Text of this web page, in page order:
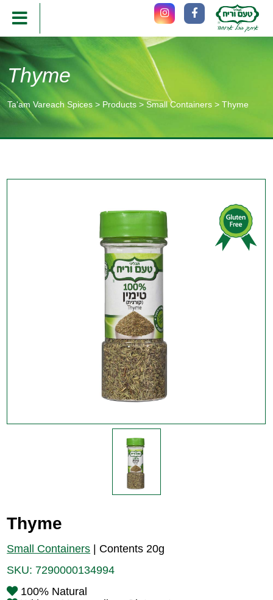
Thyme
Ta'am Vareach Spices> Products> Small Containers> Thyme
Thyme
Small Containers
Contents 20g
SKU: 7290000134994
100% Natural